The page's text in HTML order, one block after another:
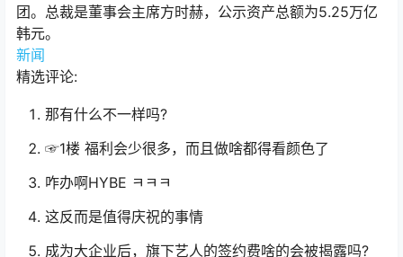
团。总裁是董事会主席方时赫，公示资产总额为5.25万亿
韩元。
新闻
精选评论:
那有什么不一样吗?
☞1楼 福利会少很多，而且做啥都得看颜色了
咋办啊HYBE ㅋㅋㅋ
这反而是值得庆祝的事情
成为大企业后，旗下艺人的签约费啥的会被揭露吗?